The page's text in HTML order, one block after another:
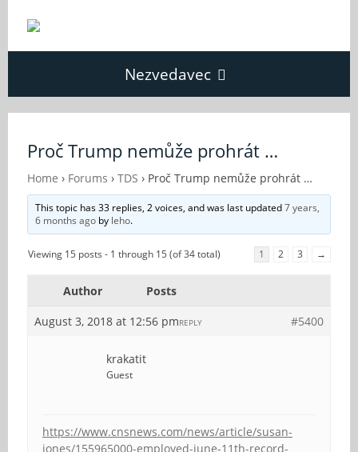
Nezvedavec
Fórum
Proč Trump nemůže prohrát …
Home › Forums › TDS › Proč Trump nemůže prohrát …
This topic has 33 replies, 2 voices, and was last updated7 years,
6 months ago by leho.
Viewing 15 posts - 1 through 15 (of 34 total) 1 2 3 →
Author
Posts
August 3, 2018 at 12:56 pm
#5400
REPLY
krakatit
Guest
https://www.cnsnews.com/news/article/susan-
jones/155965000-employed-june-11th-record-